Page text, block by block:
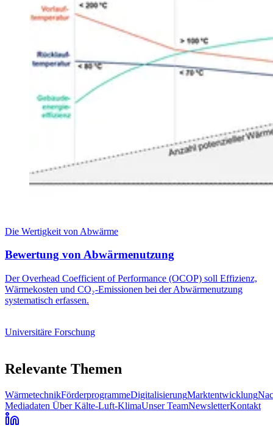
Die Wertigkeit von Abwärme
Bewertung von Abwärmenutzung
Der Overhead Coefficient of Performance (OCOP) soll Effizienz,
Wärmekosten und CO₂-Emissionen bei der Abwärmenutzung
systematisch erfassen.
Universitäre Forschung
Relevante Themen
WärmetechnikFörderprogrammeDigitalisierungMarktentwicklung
Mediadaten Über Kälte-Luft-KlimaUnser TeamNewsletterKontakt